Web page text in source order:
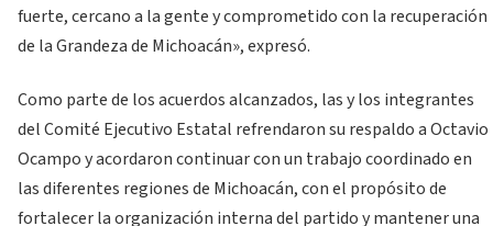
fuerte, cercano a la gente y comprometido con la recuperación
de la Grandeza de Michoacán», expresó.
Como parte de los acuerdos alcanzados, las y los integrantes
del Comité Ejecutivo Estatal refrendaron su respaldo a Octavio
Ocampo y acordaron continuar con un trabajo coordinado en
las diferentes regiones de Michoacán, con el propósito de
fortalecer la organización interna del partido y mantener una